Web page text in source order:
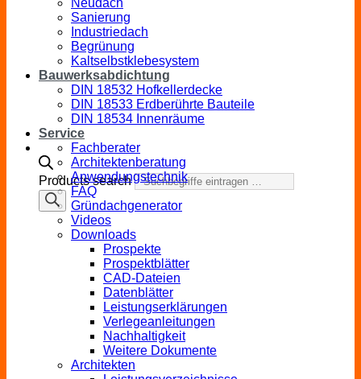
Products search
Neudach
Sanierung
Industriedach
Begrünung
Kaltselbstklebesystem
Bauwerksabdichtung
DIN 18532 Hofkellerdecke
DIN 18533 Erdberührte Bauteile
DIN 18534 Innenräume
Service
Fachberater
Architektenberatung
Anwendungstechnik
FAQ
Gründachgenerator
Videos
Downloads
Prospekte
Prospektblätter
CAD-Dateien
Datenblätter
Leistungserklärungen
Verlegeanleitungen
Nachhaltigkeit
Weitere Dokumente
Architekten